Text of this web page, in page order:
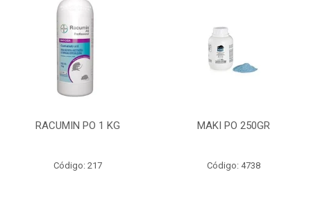
RACUMIN PO 1 KG
Código: 217
MAKI PO 250GR
Código: 4738